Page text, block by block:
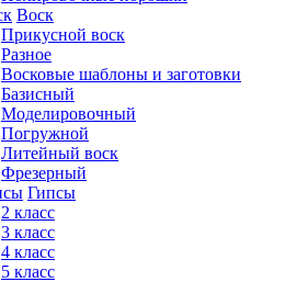
Воск
Прикусной воск
Разное
Восковые шаблоны и заготовки
Базисный
Моделировочный
Погружной
Литейный воск
Фрезерный
Гипсы
2 класс
3 класс
4 класс
5 класс